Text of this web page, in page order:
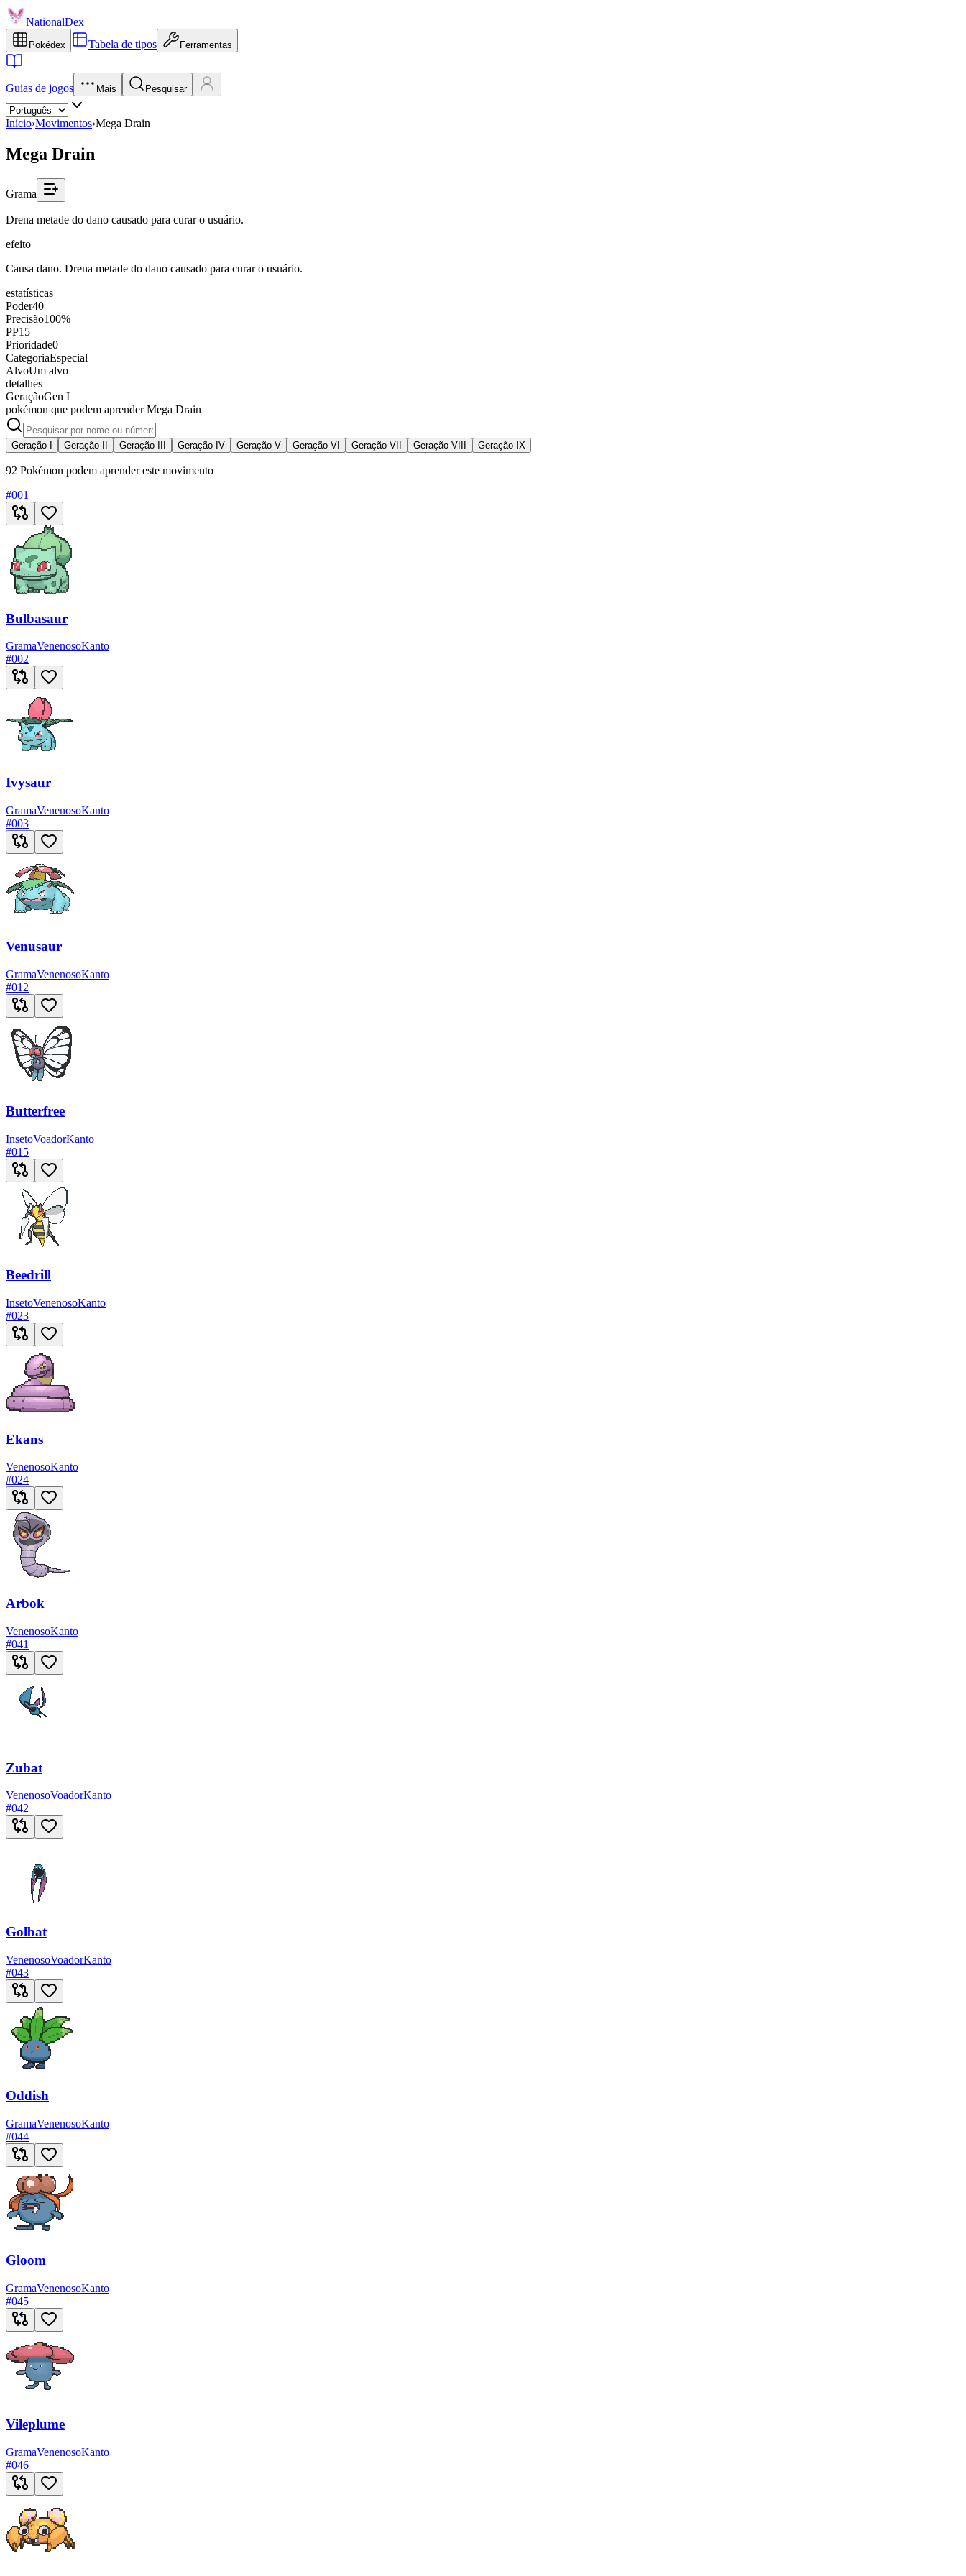
NationalDex
Pokédex Tabela de tipos Ferramentas
Guias de jogos Mais Pesquisar
Início›Movimentos›Mega Drain
Mega Drain
Grama
Drena metade do dano causado para curar o usuário.
efeito
Causa dano. Drena metade do dano causado para curar o usuário.
estatísticas
Poder40
Precisão100%
PP15
Prioridade0
CategoriaEspecial
AlvoUm alvo
detalhes
GeraçãoGen I
pokémon que podem aprender Mega Drain
Geração I Geração II Geração III Geração IV Geração V Geração VI Geração VII Geração VIII Geração IX
92 Pokémon podem aprender este movimento
#001
Bulbasaur
GramaVenenosoKanto
#002
Ivysaur
GramaVenenosoKanto
#003
Venusaur
GramaVenenosoKanto
#012
Butterfree
InsetoVoadorKanto
#015
Beedrill
InsetoVenenosoKanto
#023
Ekans
VenenosoKanto
#024
Arbok
VenenosoKanto
#041
Zubat
VenenosoVoadorKanto
#042
Golbat
VenenosoVoadorKanto
#043
Oddish
GramaVenenosoKanto
#044
Gloom
GramaVenenosoKanto
#045
Vileplume
GramaVenenosoKanto
#046